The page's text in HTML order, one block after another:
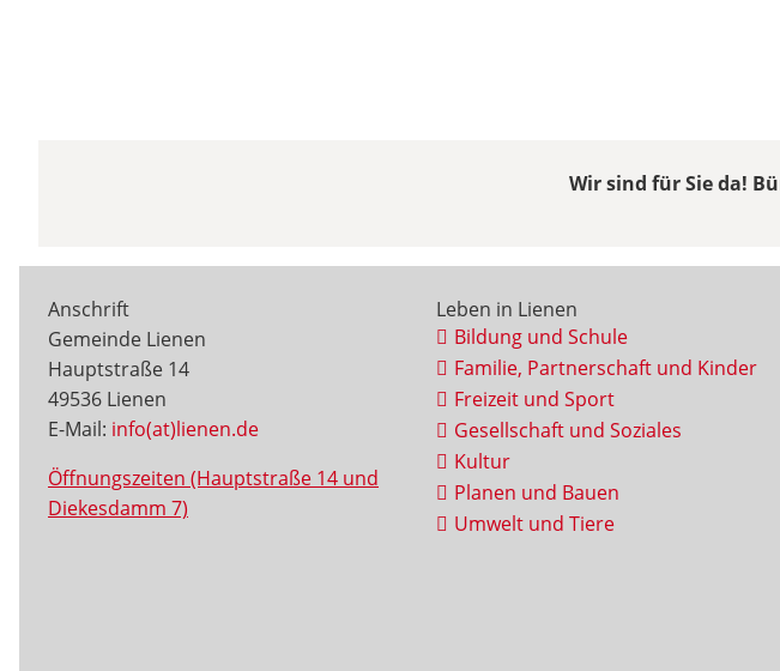
Wir sind für Sie da!
Anschrift
Gemeinde Lienen
Hauptstraße 14
49536 Lienen
E-Mail: info(at)lienen.de
Öffnungszeiten (Hauptstraße 14 und
Diekesdamm 7)
Leben in Lienen
Bildung und Schule
Familie, Partnerschaft und Kinder
Freizeit und Sport
Gesellschaft und Soziales
Kultur
Planen und Bauen
Umwelt und Tiere